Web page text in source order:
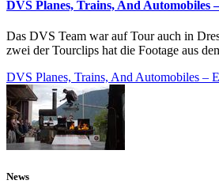
DVS Planes, Trains, And Automobiles
Das DVS Team war auf Tour auch in
zwei der Tourclips hat die Footage aus
DVS Planes, Trains, And Automobiles –
News